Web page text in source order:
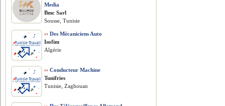
Media
Bmc Sarl
Sousse, Tunisie
›› Des Mécaniciens Auto
Isofim
Algérie
›› Conducteur Machine
Tunifries
Tunisie, Zaghouan